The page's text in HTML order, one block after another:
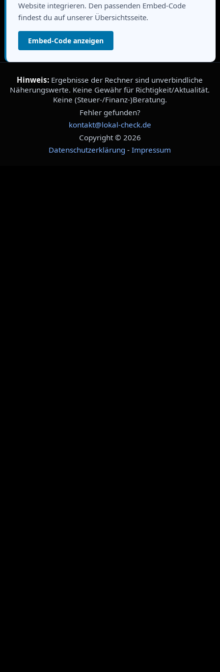
Website integrieren. Den passenden Embed-Code
findest du auf unserer Übersichtsseite.
Embed-Code anzeigen
Hinweis: Ergebnisse der Rechner sind unverbindliche
Näherungswerte. Keine Gewähr für Richtigkeit/Aktualität.
Keine (Steuer-/Finanz-)Beratung.
Fehler gefunden?
kontakt@lokal-check.de
Copyright © 2026
Datenschutzerklärung -Impressum